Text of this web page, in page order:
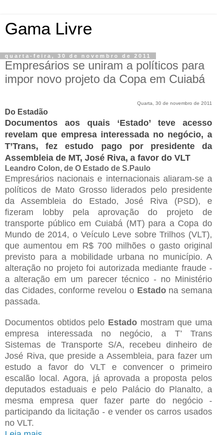
Gama Livre
quarta-feira, 30 de novembro de 2011
Empresários se uniram a políticos para
impor novo projeto da Copa em Cuiabá
Quarta, 30 de novembro de 2011
Do Estadão
Documentos aos quais ‘Estado’ teve acesso
revelam que empresa interessada no negócio, a
T’Trans, fez estudo pago por presidente da
Assembleia de MT, José Riva, a favor do VLT
Leandro Colon, de O Estado de S.Paulo
Empresários nacionais e internacionais aliaram-se a
políticos de Mato Grosso liderados pelo presidente
da Assembleia do Estado, José Riva (PSD), e
fizeram lobby pela aprovação do projeto de
transporte público em Cuiabá (MT) para a Copa do
Mundo de 2014, o Veículo Leve sobre Trilhos (VLT),
que aumentou em R$ 700 milhões o gasto original
previsto para a mobilidade urbana no município. A
alteração no projeto foi autorizada mediante fraude -
a alteração em um parecer técnico - no Ministério
das Cidades, conforme revelou o Estado na semana
passada.
Documentos obtidos pelo Estado mostram que uma
empresa interessada no negócio, a T’ Trans
Sistemas de Transporte S/A, recebeu dinheiro de
José Riva, que preside a Assembleia, para fazer um
estudo a favor do VLT e convencer o primeiro
escalão local. Agora, já aprovada a proposta pelos
deputados estaduais e pelo Palácio do Planalto, a
mesma empresa quer fazer parte do negócio -
participando da licitação - e vender os carros usados
no VLT.